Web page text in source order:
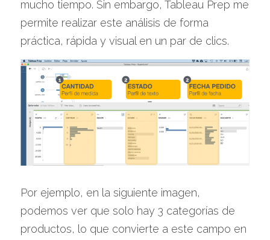
mucho tiempo. Sin embargo, Tableau Prep me
permite realizar este análisis de forma
práctica, rápida y visual en un par de clics.
Por ejemplo, en la siguiente imagen,
podemos ver que solo hay 3 categorías de
productos, lo que convierte a este campo en